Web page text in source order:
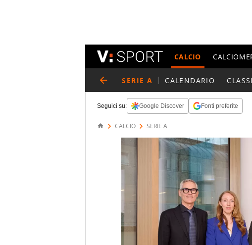
CALCIO
SERIE A CALENDARIO
Seguici su: Google Discover Fonti preferite
CALCIO SERIE A